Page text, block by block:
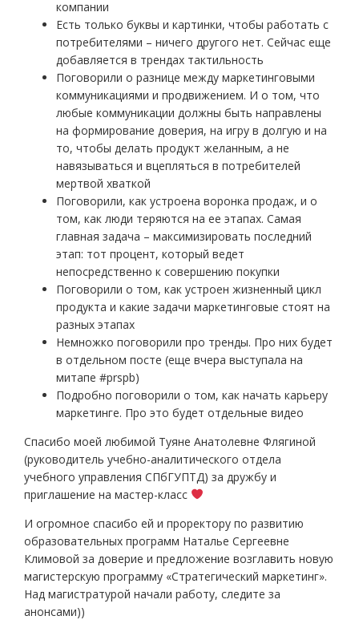
компании
Есть только буквы и картинки, чтобы работать с
потребителями – ничего другого нет. Сейчас еще
добавляется в трендах тактильность
Поговорили о разнице между маркетинговыми
коммуникациями и продвижением. И о том, что
любые коммуникации должны быть направлены
на формирование доверия, на игру в долгую и на
то, чтобы делать продукт желанным, а не
навязываться и вцепляться в потребителей
мертвой хваткой
Поговорили, как устроена воронка продаж, и о
том, как люди теряются на ее этапах. Самая
главная задача – максимизировать последний
этап: тот процент, который ведет
непосредственно к совершению покупки
Поговорили о том, как устроен жизненный цикл
продукта и какие задачи маркетинговые стоят на
разных этапах
Немножко поговорили про тренды. Про них будет
в отдельном посте (еще вчера выступала на
митапе #prspb)
Подробно поговорили о том, как начать карьеру
маркетинге. Про это будет отдельные видео
Спасибо моей любимой Туяне Анатолевне Флягиной
(руководитель учебно-аналитического отдела
учебного управления СПбГУПТД) за дружбу и
приглашение на мастер-класс
И огромное спасибо ей и проректору по развитию
образовательных программ Наталье Сергеевне
Климовой за доверие и предложение возглавить новую
магистерскую программу «Стратегический маркетинг».
Над магистратурой начали работу, следите за
анонсами))